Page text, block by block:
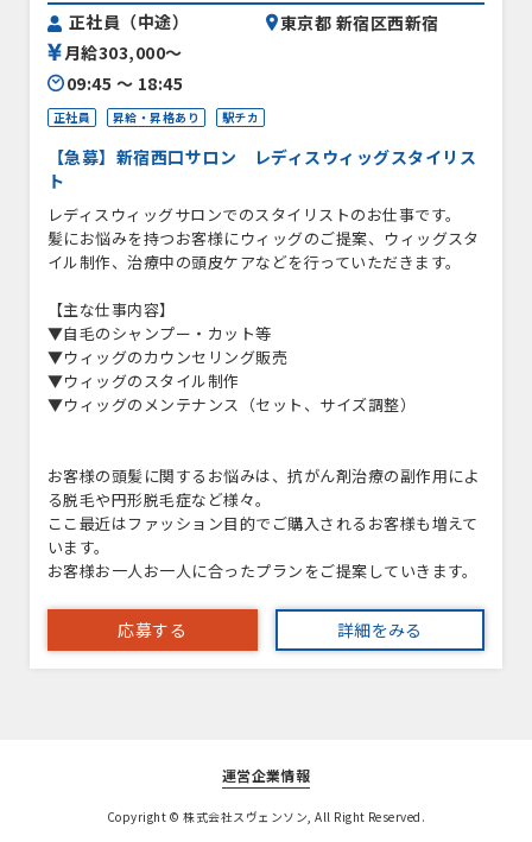
正社員（中途）
月給303,000〜
09:45 〜 18:45
東京都 新宿区西新宿
正社員 昇給・昇格あり 駅チカ
【急募】新宿西口サロン レディスウィッグスタイリス
ト
レディスウィッグサロンでのスタイリストのお仕事です。
髪にお悩みを持つお客様にウィッグのご提案、ウィッグスタ
イル制作、治療中の頭皮ケアなどを行っていただきます。
【主な仕事内容】
▼自毛のシャンプー・カット等
▼ウィッグのカウンセリング販売
▼ウィッグのスタイル制作
▼ウィッグのメンテナンス（セット、サイズ調整）
お客様の頭髪に関するお悩みは、抗がん剤治療の副作用によ
る脱毛や円形脱毛症など様々。
ここ最近はファッション目的でご購入されるお客様も増えて
います。
お客様お一人お一人に合ったプランをご提案していきます。
応募する 詳細をみる
運営企業情報
Copyright © 株式会社スヴェンソン, All Right Reserved.